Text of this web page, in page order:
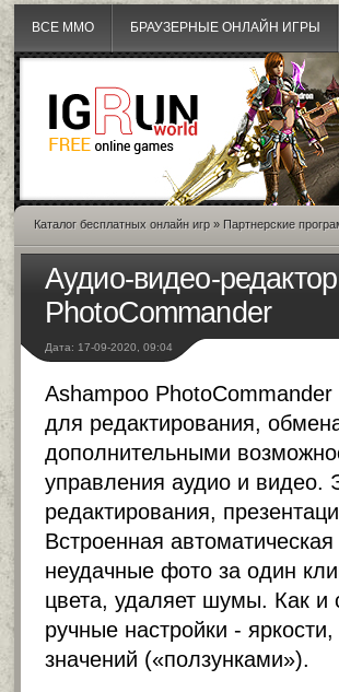
ВСЕ MMO БРАУЗЕРНЫЕ ОНЛАЙН ИГРЫ
Каталог бесплатных онлайн игр » Партнерские
Аудио-видео-
PhotoCommander
Дата: 17-09-2020, 09:04
Ashampoo
для редактирования,
дополнительными
управления аудио и видео.
редактирования,
Встроенная
неудачные фото за один
цвета, удаляет шумы. Как и
ручные настройки -
значений («ползунками»).